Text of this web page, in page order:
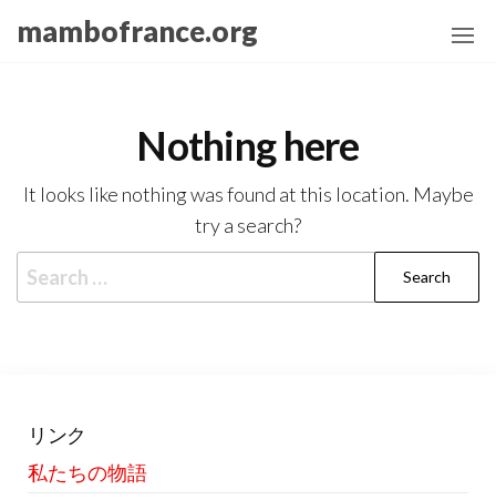
mambofrance.org
Nothing here
It looks like nothing was found at this location. Maybe
try a search?
for:
リンク
私たちの物語